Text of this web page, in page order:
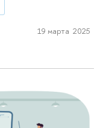
19 марта 2025